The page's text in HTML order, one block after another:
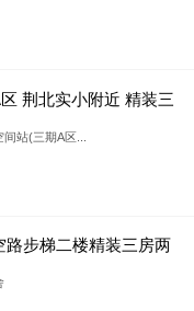
荆北实小附近 精装三
际空间站(三期A区...
路步梯二楼精装三房两